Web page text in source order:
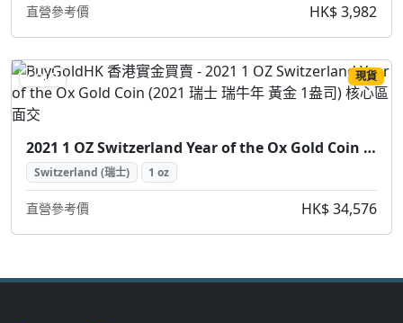
直營參考價 HK$ 3,982
GOLD 現貨
2021 1 OZ Switzerland Year of the Ox Gold Coin (2021 瑞士 瑞牛年 黃金 1盎司)
Switzerland (瑞士) 1 oz
直營參考價 HK$ 34,576